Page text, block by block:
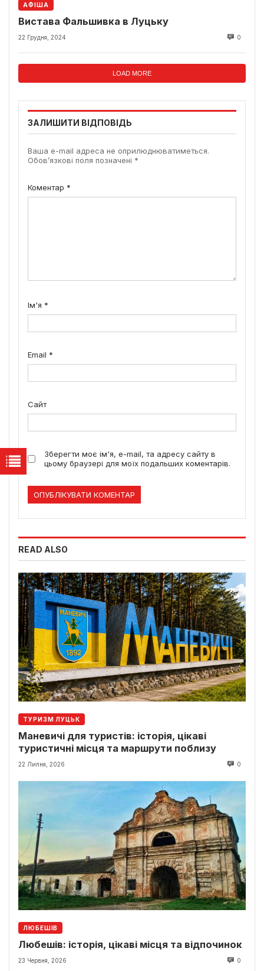
АФІША
Вистава Фальшивка в Луцьку
22 Грудня, 2024 0
LOAD MORE
ЗАЛИШИТИ ВІДПОВІДЬ
Ваша e-mail адреса не оприлюднюватиметься.
Обов’язкові поля позначені *
Коментар *
Ім'я *
Email *
Сайт
Зберегти моє ім'я, e-mail, та адресу сайту в
цьому браузері для моїх подальших коментарів.
READ ALSO
ТУРИЗМ ЛУЦЬК
Маневичі для туристів: історія, цікаві
туристичні місця та маршрути поблизу
22 Липня, 2026 0
ЛЮБЕШІВ
Любешів: історія, цікаві місця та відпочинок
23 Червня, 2026 0